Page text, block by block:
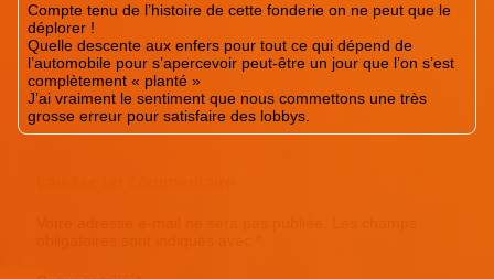
Compte tenu de l’histoire de cette fonderie on ne peut que le
déplorer !
Quelle descente aux enfers pour tout ce qui dépend de
l’automobile pour s’apercevoir peut-être un jour que l’on s’est
complètement « planté »
J’ai vraiment le sentiment que nous commettons une très
grosse erreur pour satisfaire des lobbys.